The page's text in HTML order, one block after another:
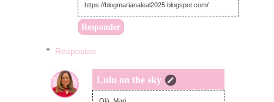
https://blogmarianaleal2025.blogspot.com/
Responder
Respostas
Lulu on the sky
terça-feira, abril 08, 2025